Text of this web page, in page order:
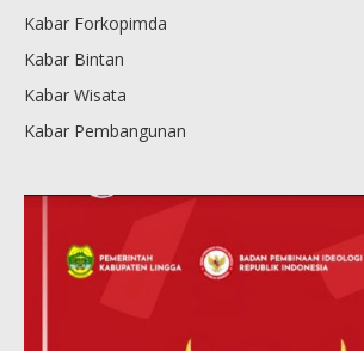
Kabar Forkopimda
Kabar Bintan
Kabar Wisata
Kabar Pembangunan